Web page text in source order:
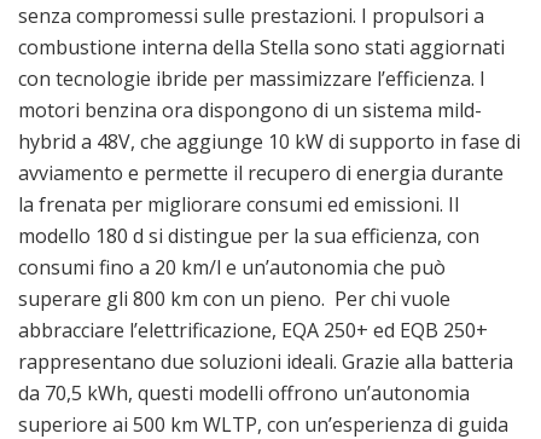
senza compromessi sulle prestazioni. I propulsori a
combustione interna della Stella sono stati aggiornati
con tecnologie ibride per massimizzare l’efficienza. I
motori benzina ora dispongono di un sistema mild-
hybrid a 48V, che aggiunge 10 kW di supporto in fase di
avviamento e permette il recupero di energia durante
la frenata per migliorare consumi ed emissioni. Il
modello 180 d si distingue per la sua efficienza, con
consumi fino a 20 km/l e un’autonomia che può
superare gli 800 km con un pieno. Per chi vuole
abbracciare l’elettrificazione, EQA 250+ ed EQB 250+
rappresentano due soluzioni ideali. Grazie alla batteria
da 70,5 kWh, questi modelli offrono un’autonomia
superiore ai 500 km WLTP, con un’esperienza di guida